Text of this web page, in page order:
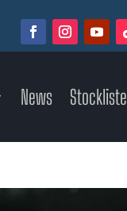
News Stockliste